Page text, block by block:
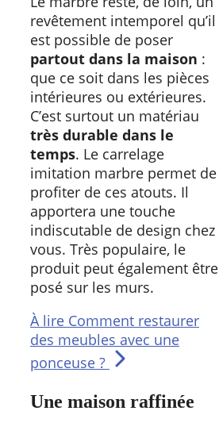
revêtement intemporel qu’il
est possible de poser
partout dans la maison :
que ce soit dans les pièces
intérieures ou extérieures.
C’est surtout un matériau
très durable dans le
temps. Le carrelage
imitation marbre permet de
profiter de ces atouts. Il
apportera une touche
indiscutable de design chez
vous. Très populaire, le
produit peut également être
posé sur les murs.
À lire Comment restaurer
des meubles avec une
ponceuse ?
Une maison raffinée